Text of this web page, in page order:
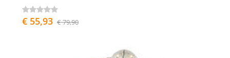
€ 55,93 € 79,90